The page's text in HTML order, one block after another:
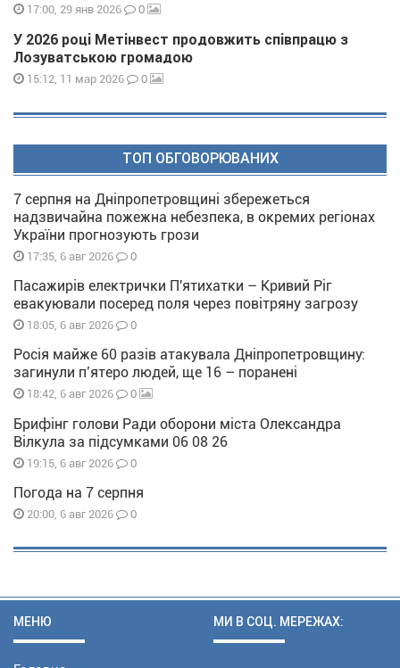
17:00, 29 янв 2026 0
У 2026 році Метінвест продовжить співпрацю з
Лозуватською громадою
15:12, 11 мар 2026 0
ТОП ОБГОВОРЮВАНИХ
7 серпня на Дніпропетровщині збережеться
надзвичайна пожежна небезпека, в окремих регіонах
України прогнозують грози
17:35, 6 авг 2026 0
Пасажирів електрички П'ятихатки – Кривий Ріг
евакуювали посеред поля через повітряну загрозу
18:05, 6 авг 2026 0
Росія майже 60 разів атакувала Дніпропетровщину:
загинули п’ятеро людей, ще 16 – поранені
18:42, 6 авг 2026 0
Брифінг голови Ради оборони міста Олександра
Вілкула за підсумками 06 08 26
19:15, 6 авг 2026 0
Погода на 7 серпня
20:00, 6 авг 2026 0
МЕНЮ МИ В СОЦ. МЕРЕЖАХ: